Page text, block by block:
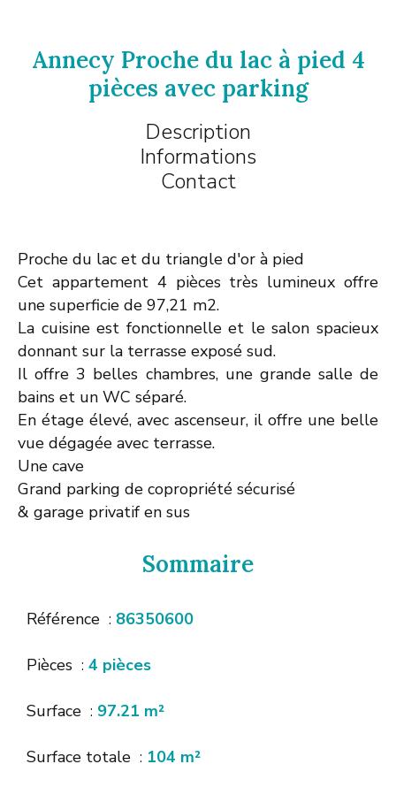
Annecy Proche du lac à pied 4
pièces avec parking
Description
Informations
Contact
Proche du lac et du triangle d'or à pied
Cet appartement 4 pièces très lumineux offre
une superficie de 97,21 m2.
La cuisine est fonctionnelle et le salon spacieux
donnant sur la terrasse exposé sud.
Il offre 3 belles chambres, une grande salle de
bains et un WC séparé.
En étage élevé, avec ascenseur, il offre une belle
vue dégagée avec terrasse.
Une cave
Grand parking de copropriété sécurisé
& garage privatif en sus
Sommaire
Référence 86350600
Pièces 4 pièces
Surface 97.21 m²
Surface totale 104 m²